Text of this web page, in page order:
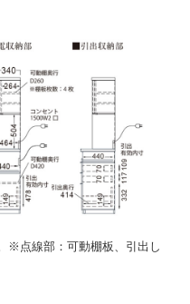
※点線部：可動棚板、引出し